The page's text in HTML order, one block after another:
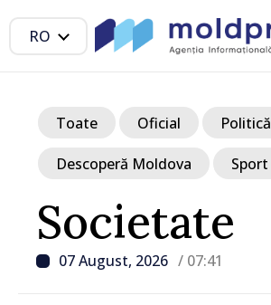
RO
Societate
07 August, 2026 / 07:41
Toate Oficial Politică
Descoperă Moldova Sport